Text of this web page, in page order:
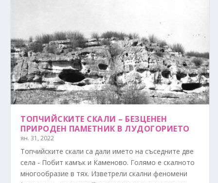
ТОПЧИЙСКИТЕ СКАЛИ – БЕЗЦЕНЕН
ПРИРОДЕН ПАМЕТНИК В ЛУДОГОРИЕТО
ян. 31, 2022
Топчийските скали са дали името на съседните две
села - Побит камък и Каменово. Голямо е скалното
многообразие в тях. Изветрели скални феномени